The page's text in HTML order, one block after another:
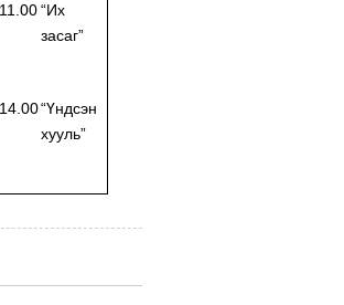
11.00 “Их
засаг”
14.00“Үндсэн
хууль”